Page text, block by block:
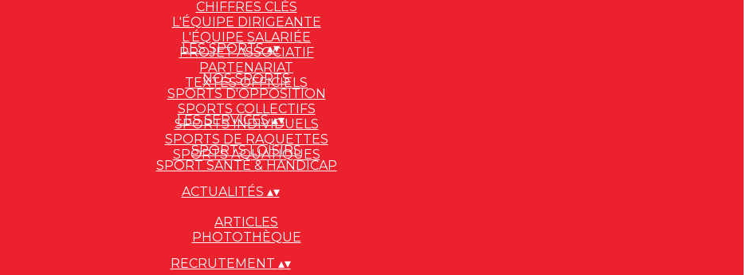
CHIFFRES CLÉS
L'ÉQUIPE DIRIGEANTE
L'ÉQUIPE SALARIÉE
PROJET ASSOCIATIF
PARTENARIAT
TEXTES OFFICIELS
LES SPORTS▴▾
NOS SPORTS
SPORTS D'OPPOSITION
SPORTS COLLECTIFS
SPORTS INDIVIDUELS
SPORTS DE RAQUETTES
SPORTS AQUATIQUES
LES SERVICES▴▾
SPORTS LOISIRS
SPORT SANTÉ & HANDICAP
ACTUALITÉS ▴▾
ARTICLES
PHOTOTHÈQUE
RECRUTEMENT ▴▾